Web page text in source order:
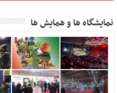
نمایشگاه ها و همایش ها